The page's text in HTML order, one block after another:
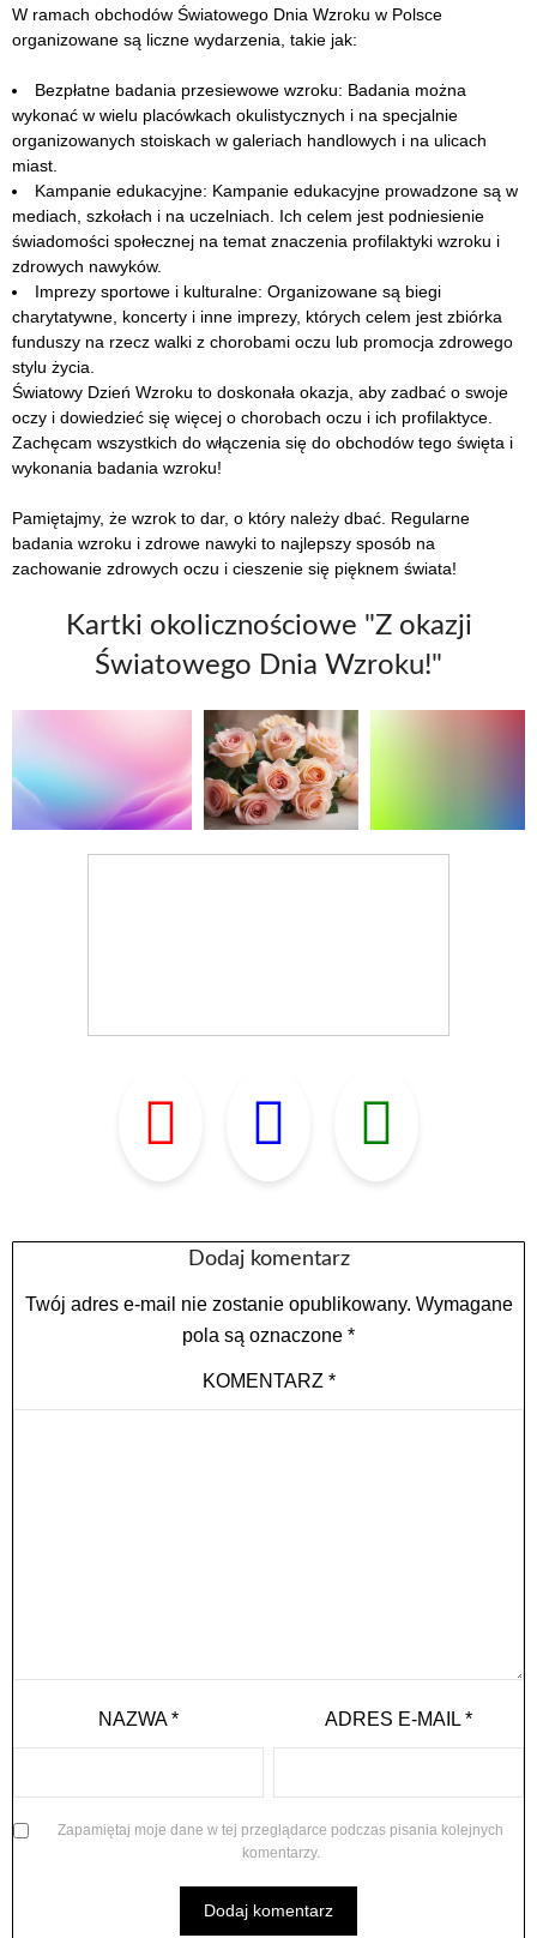
W ramach obchodów Światowego Dnia Wzroku w Polsce
organizowane są liczne wydarzenia, takie jak:
Bezpłatne badania przesiewowe wzroku: Badania można
wykonać w wielu placówkach okulistycznych i na specjalnie
organizowanych stoiskach w galeriach handlowych i na ulicach
miast.
Kampanie edukacyjne: Kampanie edukacyjne prowadzone są w
mediach, szkołach i na uczelniach. Ich celem jest podniesienie
świadomości społecznej na temat znaczenia profilaktyki wzroku i
zdrowych nawyków.
Imprezy sportowe i kulturalne: Organizowane są biegi
charytatywne, koncerty i inne imprezy, których celem jest zbiórka
funduszy na rzecz walki z chorobami oczu lub promocja zdrowego
stylu życia.
Światowy Dzień Wzroku to doskonała okazja, aby zadbać o swoje
oczy i dowiedzieć się więcej o chorobach oczu i ich profilaktyce.
Zachęcam wszystkich do włączenia się do obchodów tego święta i
wykonania badania wzroku!
Pamiętajmy, że wzrok to dar, o który należy dbać. Regularne
badania wzroku i zdrowe nawyki to najlepszy sposób na
zachowanie zdrowych oczu i cieszenie się pięknem świata!
Kartki okolicznościowe "Z okazji
Światowego Dnia Wzroku!"
Dodaj komentarz
Twój adres e-mail nie zostanie opublikowany. Wymagane
pola są oznaczone *
KOMENTARZ *
NAZWA* ADRES E-MAIL*
Zapamiętaj moje dane w tej przeglądarce podczas pisania kolejnych
komentarzy.